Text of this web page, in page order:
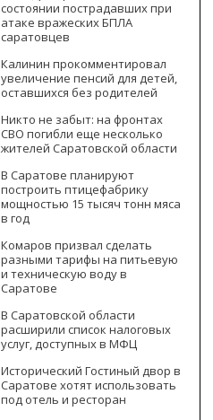
состоянии пострадавших при
атаке вражеских БПЛА
саратовцев
Калинин прокомментировал
увеличение пенсий для детей,
оставшихся без родителей
Никто не забыт: на фронтах
СВО погибли еще несколько
жителей Саратовской области
В Саратове планируют
построить птицефабрику
мощностью 15 тысяч тонн мяса
в год
Комаров призвал сделать
разными тарифы на питьевую
и техническую воду в
Саратове
В Саратовской области
расширили список налоговых
услуг, доступных в МФЦ
Исторический Гостиный двор в
Саратове хотят использовать
под отель и ресторан